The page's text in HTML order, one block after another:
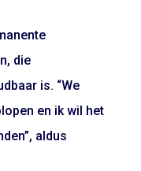
die
is. “We
en ik wil het
aldus